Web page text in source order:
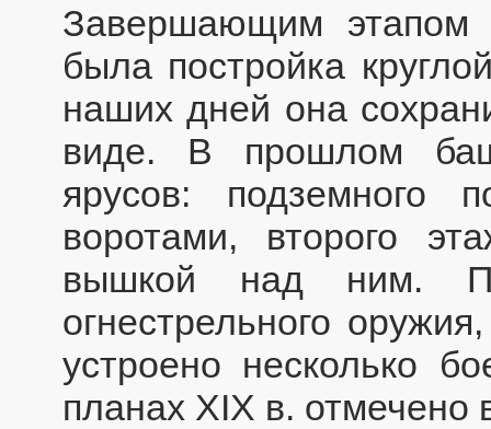
Завершающим этапом
была постройка
наших дней она
виде. В прошлом
ярусов: подземного
воротами, второго
вышкой над ним.
огнестрельного
устроено несколько
планах XIX в. отмечено